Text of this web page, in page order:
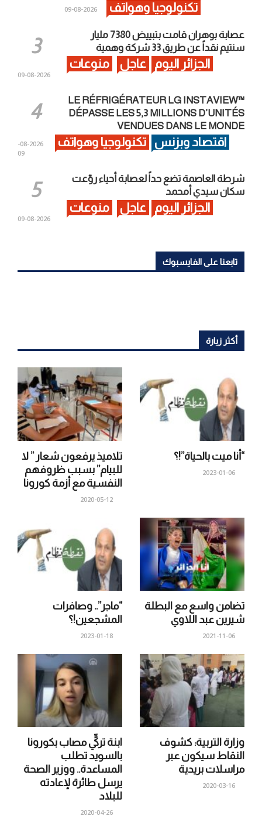
تكنولوجيا وهواتف 2026-08-09
عصابة بوهران قامت بتبييض 7380 مليار
سنتيم نقداً عن طريق 33 شركة وهمية
الجزائر اليوم عاجل منوعات
2026-08-09
LE RÉFRIGÉRATEUR LG INSTAVIEW™
DÉPASSE LES 5,3 MILLIONS D’UNITÉS
VENDUES DANS LE MONDE
اقتصاد وبزنس تكنولوجيا وهواتف
2026-08-
09
شرطة العاصمة تضع حداً لعصابة أحياء روّعت
سكان سيدي أمحمد
الجزائر اليوم عاجل منوعات
2026-08-09
تابعنا على الفايسبوك
أكثر زيارة
تلاميذ يرفعون شعار ” لا
للبيام” بسبب ظروفهم
النفسية مع أزمة كورونا
2020-05-12
“أنا ميت بالحياة”!؟
2023-01-06
“ماجر”.. وصافرات
المشجعين!؟
2023-01-18
تضامن واسع مع البطلة
شيرين عبد اللاوي
2021-11-06
ابنة تركيٍّ مصاب بكورونا
بالسويد تطلب
المساعدة.. ووزير الصحة
يرسل طائرة لإعادته
للبلاد
2020-04-26
وزارة التربية: كشوف
النقاط سيكون عبر
مراسلات بريدية
2020-03-16